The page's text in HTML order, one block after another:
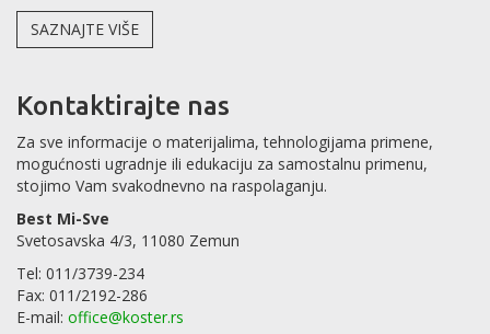
SAZNAJTE VIŠE
Kontaktirajte nas
Za sve informacije o materijalima, tehnologijama primene,
mogućnosti ugradnje ili edukaciju za samostalnu primenu,
stojimo Vam svakodnevno na raspolaganju.
Best Mi-Sve
Svetosavska 4/3, 11080 Zemun
Tel: 011/3739-234
Fax: 011/2192-286
E-mail: office@koster.rs